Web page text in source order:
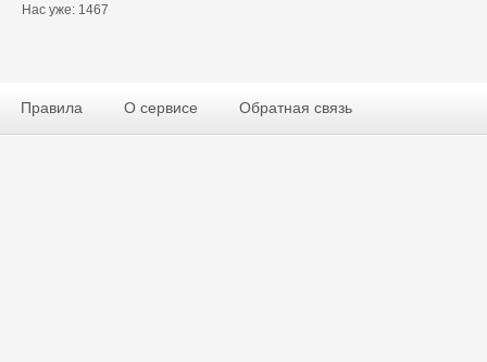
Нас уже: 1467
Правила О сервисе Обратная связь